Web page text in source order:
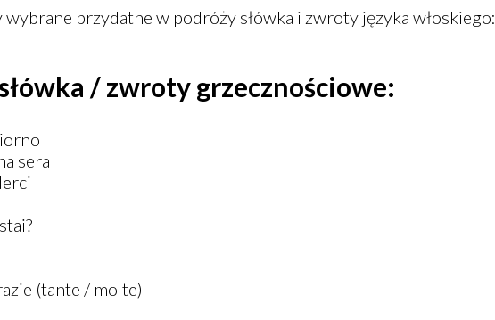
przydatne w podróży słówka i zwroty języka włoskiego:
/ zwroty grzecznościowe:
sera
(tante / molte)